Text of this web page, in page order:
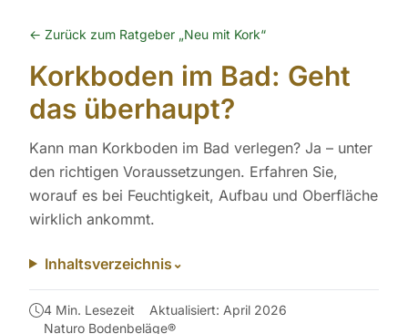
← Zurück zum Ratgeber „Neu mit Kork“
Korkboden im Bad: Geht
das überhaupt?
Kann man Korkboden im Bad verlegen? Ja – unter
den richtigen Voraussetzungen. Erfahren Sie,
worauf es bei Feuchtigkeit, Aufbau und Oberfläche
wirklich ankommt.
Inhaltsverzeichnis ⌄
4 Min. Lesezeit
Aktualisiert: April 2026
Naturo Bodenbeläge®